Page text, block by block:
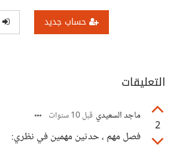
حساب جديد
التعليقات
2
ماجد السعيدي قبل 10 سنوات
فصل مهم ، حدثين مهمين في نظري: